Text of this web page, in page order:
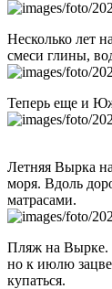
Несколько лет
смеси глины,
Теперь еще и
Летняя Вырка
моря. Вдоль
матрасами.
Пляж на Вырке.
но к июлю
купаться.